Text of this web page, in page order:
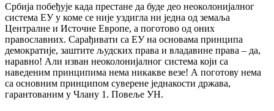
Србија побеђује када престане да буде део неоколонијалног
система ЕУ у коме се није уздигла ни једна од земаља
Централне и Источне Европе, а поготово од оних
православних. Сарађивати са ЕУ на основама принципа
демократије, заштите људских права и владавине права – да,
наравно! Али изван неоколонијалног система који са
наведеним принципима нема никакве везе! А поготову нема
са основним принципом суверене једнакости држава,
гарантованим у Члану 1. Повеље УН.